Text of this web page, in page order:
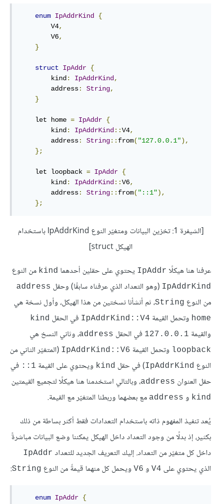
enum IpAddrKind {
        V4
,
        V6
,
}
struct IpAddr {
        kind
: IpAddrKind,
        address
: String,
}
    let home
= IpAddr {
        kind
: IpAddrKind::V4,
        address
: String:: from( "127.0.0.1"),
};
    let loopback
= IpAddr {
        kind
: IpAddrKind::V6,
        address
: String:: from( "::1"),
};
[الشيفرة 1: تخزين البيانات ومتغيّر النوع IpAddrKind باستخدام
الهيكل struct]
عرفنا هنا هيكلًا IpAddr يحتوي على حقلين أحدهما kind من النوع
IpAddrKind (وهو التعداد الذي عرفناه سابقًا) وحقل address
من النوع String، ثم أنشأنا نسختين من هذا الهيكل، وأول نسخة هي
home وتحمل القيمة IpAddrKind::V4 في الحقل kind
والقيمة 127.0.0.1 في الحقل address، وثاني النسخ هي
loopback وتحمل القيمة IpAddrKind::V6 (المتغيّر الثاني من
النوع IpAddrKind) في حقل kind ويحتوي على القيمة ‎::1 في
حقل العنوان address، وبالتالي استخدمنا هنا هيكلًا لتجميع القيمتين
kind و address مع بعضهما وربطنا المتغيّر مع القيمة.
يُعد تنفيذ المفهوم ذاته باستخدام التعدادات فقط أكثر بساطة من ذلك
بكثير، إذ بدلًا من وجود التعداد داخل الهيكل يمكننا وضع البيانات مباشرةً
داخل كل متغيّر من التعداد. إليك التعريف الجديد للتعداد IpAddr
الذي يحتوي على V4 و V6 ويحمل كل منهما قيمةً من النوع String
:
enum IpAddr {